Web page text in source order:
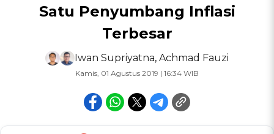
Satu Penyumbang Inflasi
Terbesar
Iwan Supriyatna, Achmad Fauzi
Kamis, 01 Agustus 2019 | 16:34 WIB